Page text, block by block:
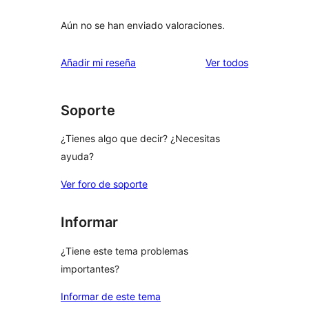
Aún no se han enviado valoraciones.
Añadir mi reseña Ver todoslos
Soporte
¿Tienes algo que decir? ¿Necesitas
ayuda?
Ver foro de soporte
Informar
¿Tiene este tema problemas
importantes?
Informar de este tema